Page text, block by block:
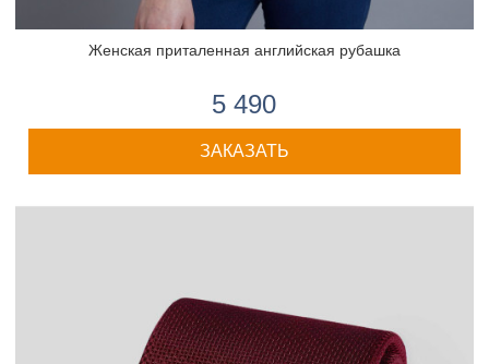
Женская приталенная английская рубашка
5 490
ЗАКАЗАТЬ